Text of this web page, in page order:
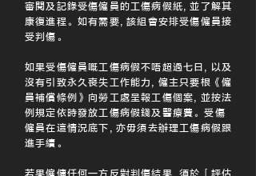
審閱及記錄受傷僱員的工傷病假紙, 並了解其
康復進程。如有需要, 該組會安排受傷僱員接
受判傷。
如果受傷僱員嘅工傷病假不唔超過七日, 以及
沒有引致永久喪失工作能力, 僱主只要根《僱
員補償條例》向勞工處呈報工傷個案, 並按法
例規定依時發放工傷病假錢及醫療費。受傷
僱員在這情況底下, 亦毋須去辦理工傷病假跟
進手續。
若果僱傭任何一方反對判傷結果, 須於「評估